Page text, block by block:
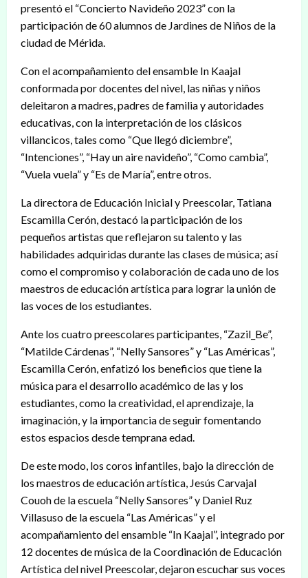
presentó el “Concierto Navideño 2023” con la
participación de 60 alumnos de Jardines de Niños de la
ciudad de Mérida.
Con el acompañamiento del ensamble In Kaajal
conformada por docentes del nivel, las niñas y niños
deleitaron a madres, padres de familia y autoridades
educativas, con la interpretación de los clásicos
villancicos, tales como “Que llegó diciembre”,
“Intenciones”, “Hay un aire navideño”, “Como cambia”,
“Vuela vuela” y “Es de María”, entre otros.
La directora de Educación Inicial y Preescolar, Tatiana
Escamilla Cerón, destacó la participación de los
pequeños artistas que reflejaron su talento y las
habilidades adquiridas durante las clases de música; así
como el compromiso y colaboración de cada uno de los
maestros de educación artística para lograr la unión de
las voces de los estudiantes.
Ante los cuatro preescolares participantes, “Zazil_Be”,
“Matilde Cárdenas”, “Nelly Sansores” y “Las Américas”,
Escamilla Cerón, enfatizó los beneficios que tiene la
música para el desarrollo académico de las y los
estudiantes, como la creatividad, el aprendizaje, la
imaginación, y la importancia de seguir fomentando
estos espacios desde temprana edad.
De este modo, los coros infantiles, bajo la dirección de
los maestros de educación artística, Jesús Carvajal
Couoh de la escuela “Nelly Sansores” y Daniel Ruz
Villasuso de la escuela “Las Américas” y el
acompañamiento del ensamble “In Kaajal”, integrado por
12 docentes de música de la Coordinación de Educación
Artística del nivel Preescolar, dejaron escuchar sus voces